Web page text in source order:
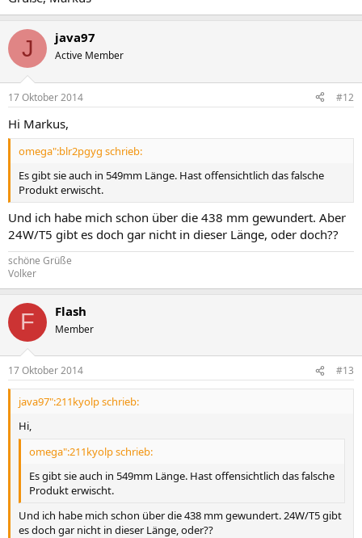
J java97
Active Member
17 Oktober 2014 #12
Hi Markus,
omega":blr2pgyg schrieb:
Es gibt sie auch in 549mm Länge. Hast offensichtlich das falsche
Produkt erwischt.
Und ich habe mich schon über die 438 mm gewundert. Aber
24W/T5 gibt es doch gar nicht in dieser Länge, oder doch??
schöne Grüße
Volker
F Flash
Member
17 Oktober 2014 #13
java97":211kyolp schrieb:
Hi,
omega":211kyolp schrieb:
Es gibt sie auch in 549mm Länge. Hast offensichtlich das falsche
Produkt erwischt.
Und ich habe mich schon über die 438 mm gewundert. 24W/T5 gibt
es doch gar nicht in dieser Länge, oder??